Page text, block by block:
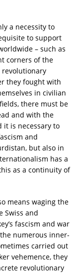
a necessity to
to support
– such as
corners of the
they fought with
in civilian
there must be
and with the
it is necessary to
and
but also in
has a
as a continuity of
means waging the
Swiss and
fascism and war
numerous inner-
carried out
vehemence, they
revolutionary